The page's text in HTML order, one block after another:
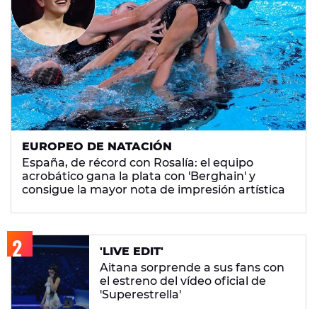
EUROPEO DE NATACIÓN
España, de récord con Rosalía: el equipo
acrobático gana la plata con 'Berghain' y
consigue la mayor nota de impresión artística
'LIVE EDIT'
Aitana sorprende a sus fans con
el estreno del vídeo oficial de
'Superestrella'